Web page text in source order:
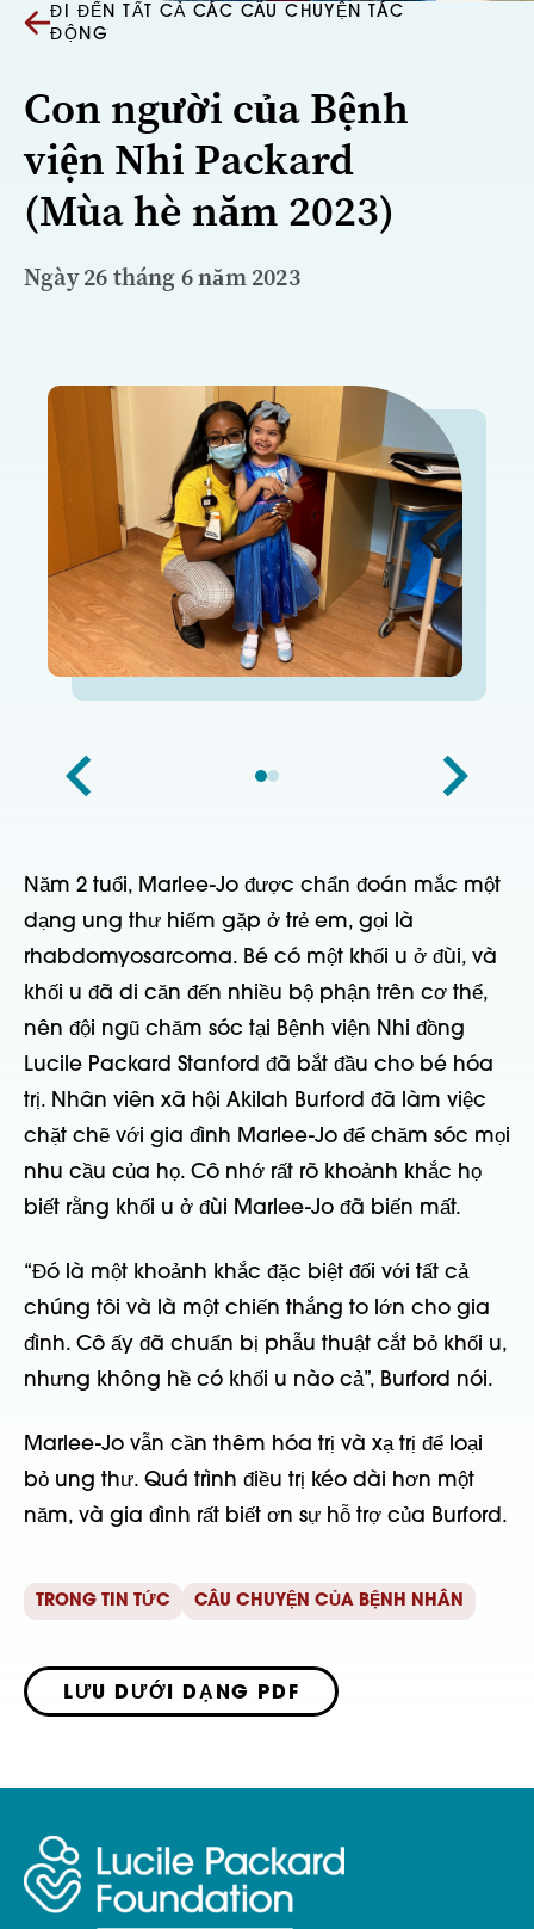
ĐI ĐẾN TẤT CẢ CÁC CÂU CHUYỆN TÁC
ĐỘNG
Con người của Bệnh
viện Nhi Packard
(Mùa hè năm 2023)
Ngày 26 tháng 6 năm 2023
Năm 2 tuổi, Marlee-Jo được chẩn đoán mắc một
dạng ung thư hiếm gặp ở trẻ em, gọi là
rhabdomyosarcoma. Bé có một khối u ở đùi, và
khối u đã di căn đến nhiều bộ phận trên cơ thể,
nên đội ngũ chăm sóc tại Bệnh viện Nhi đồng
Lucile Packard Stanford đã bắt đầu cho bé hóa
trị. Nhân viên xã hội Akilah Burford đã làm việc
chặt chẽ với gia đình Marlee-Jo để chăm sóc mọi
nhu cầu của họ. Cô nhớ rất rõ khoảnh khắc họ
biết rằng khối u ở đùi Marlee-Jo đã biến mất.
“Đó là một khoảnh khắc đặc biệt đối với tất cả
chúng tôi và là một chiến thắng to lớn cho gia
đình. Cô ấy đã chuẩn bị phẫu thuật cắt bỏ khối u,
nhưng không hề có khối u nào cả”, Burford nói.
Marlee-Jo vẫn cần thêm hóa trị và xạ trị để loại
bỏ ung thư. Quá trình điều trị kéo dài hơn một
năm, và gia đình rất biết ơn sự hỗ trợ của Burford.
TRONG TIN TỨC CÂU CHUYỆN CỦA BỆNH NHÂN
LƯU DƯỚI DẠNG PDF